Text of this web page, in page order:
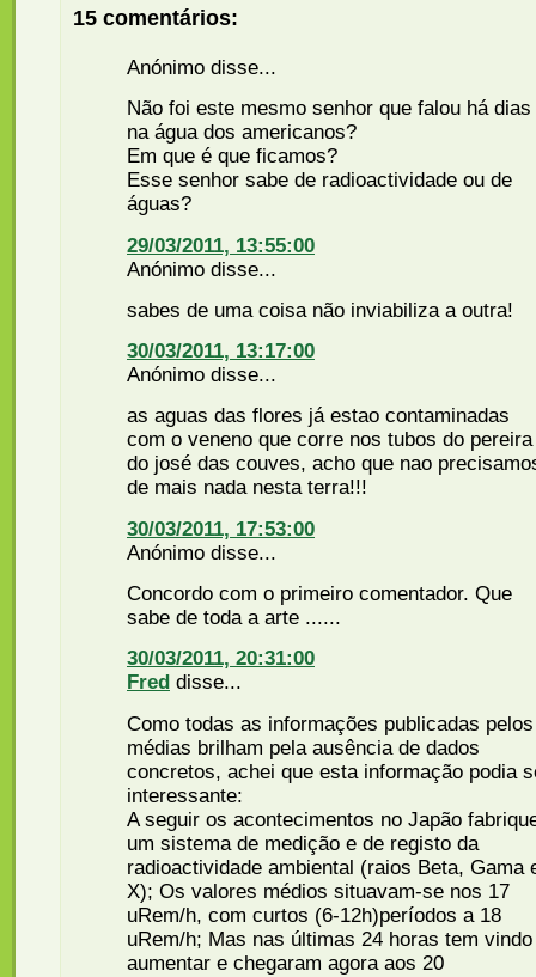
15 comentários:
Anónimo disse...
Não foi este mesmo senhor que falou há dias
na água dos americanos?
Em que é que ficamos?
Esse senhor sabe de radioactividade ou de
águas?
29/03/2011, 13:55:00
Anónimo disse...
sabes de uma coisa não inviabiliza a outra!
30/03/2011, 13:17:00
Anónimo disse...
as aguas das flores já estao contaminadas
com o veneno que corre nos tubos do
do josé das couves, acho que nao
de mais nada nesta terra!!!
30/03/2011, 17:53:00
Anónimo disse...
Concordo com o primeiro comentador. Que
sabe de toda a arte ......
30/03/2011, 20:31:00
Fred disse...
Como todas as informações publicadas pelos
médias brilham pela ausência de dados
concretos, achei que esta informação podia
interessante:
A seguir os acontecimentos no Japão
um sistema de medição e de registo da
radioactividade ambiental (raios Beta, Gama
X); Os valores médios situavam-se nos 17
uRem/h, com curtos (6-12h)períodos a 18
uRem/h; Mas nas últimas 24 horas tem
aumentar e chegaram agora aos 20